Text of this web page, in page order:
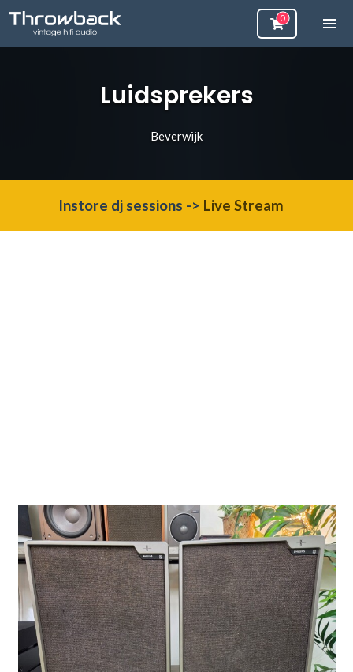
Luidsprekers
Beverwijk
Instore dj sessions -> Live Stream
22AH467 Speaker set
00720011122
Philips
Vintage Philips 467 luidsprekerset.